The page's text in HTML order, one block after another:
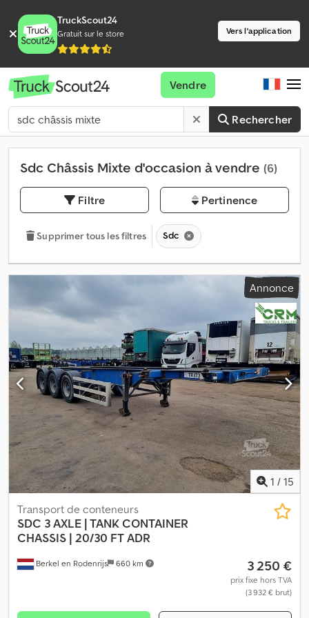
TruckScout24
Gratuit sur le store Vers l'application
Rechercher
Vendre
Sdc Châssis Mixte d'occasion à vendre (6)
Filtre Pertinence
Supprimer tous les filtres Sdc
Annonce
1 / 15
Berkel en Rodenrijs 660 km
Transport de conteneurs
SDC 3 AXLE | TANK CONTAINER
CHASSIS | 20/30 FT ADR
3 250 €
prix fixe hors TVA
(3 932 € brut)